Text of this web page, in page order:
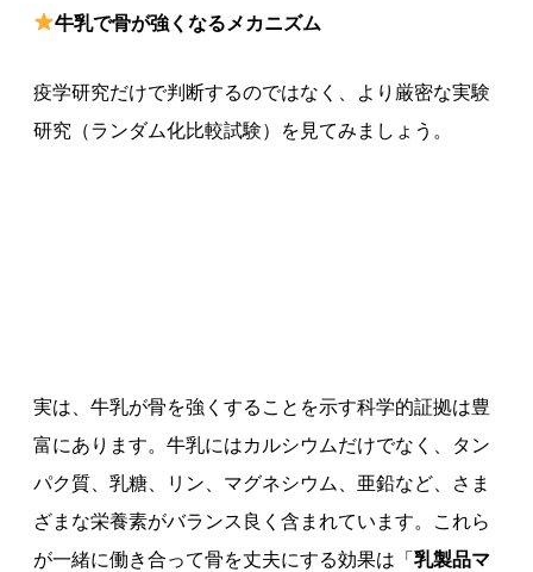
牛乳で骨が強くなるメカニズム
疫学研究だけで判断するのではなく、より厳密な実験
研究（ランダム化比較試験）を見てみましょう。
実は、牛乳が骨を強くすることを示す科学的証拠は豊
富にあります。牛乳にはカルシウムだけでなく、タン
パク質、乳糖、リン、マグネシウム、亜鉛など、さま
ざまな栄養素がバランス良く含まれています。これら
が一緒に働き合って骨を丈夫にする効果は「 乳製品マ